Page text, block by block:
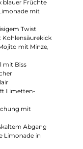
blauer Früchte
mit
Twist
Kohlensäurekick
mit Minze,
mit Biss
Limetten-
mit
Abgang
Limonade in